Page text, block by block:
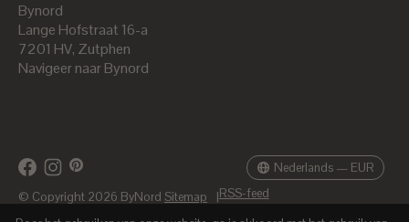
Bynord
Lange Hofstraat 16-a
7201 HV, Zutphen
Navigeer naar Bynord
© Copyright 2026 ByNord Sitemap |RSS-feed
Nederlands — EUR